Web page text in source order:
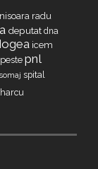
radu
deputat dna
icem
peste pnl
somaj spital